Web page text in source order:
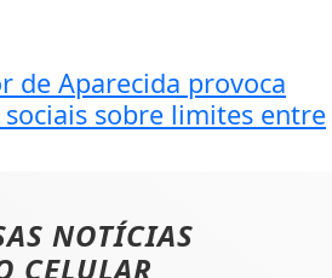
de Aparecida provoca
sobre limites entre
NOTÍCIAS
CELULAR